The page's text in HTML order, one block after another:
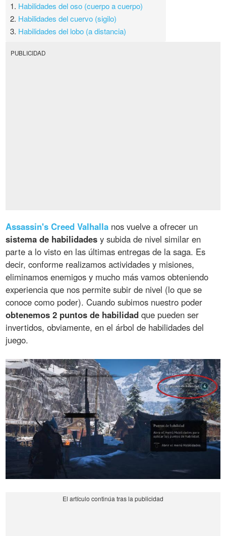
1. Habilidades del oso (cuerpo a cuerpo)
2. Habilidades del cuervo (sigilo)
3. Habilidades del lobo (a distancia)
PUBLICIDAD
Assassin's Creed Valhalla nos vuelve a ofrecer un
sistema de habilidades y subida de nivel similar en
parte a lo visto en las últimas entregas de la saga. Es
decir, conforme realizamos actividades y misiones,
eliminamos enemigos y mucho más vamos obteniendo
experiencia que nos permite subir de nivel (lo que se
conoce como poder). Cuando subimos nuestro poder
obtenemos 2 puntos de habilidad que pueden ser
invertidos, obviamente, en el árbol de habilidades del
juego.